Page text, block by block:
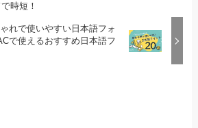
時短！
れで使いやすい日本語フォ
で使えるおすすめ日本語フ